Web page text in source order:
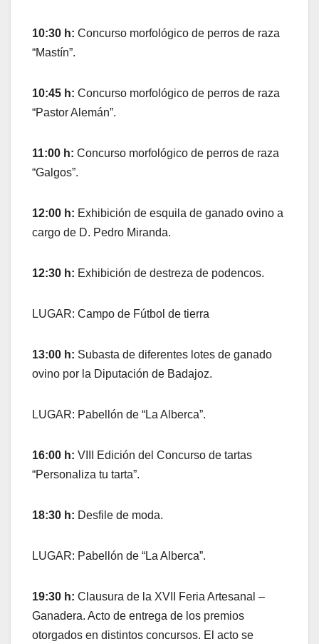
10:30 h: Concurso morfológico de perros de raza
“Mastín”.
10:45 h: Concurso morfológico de perros de raza
“Pastor Alemán”.
11:00 h: Concurso morfológico de perros de raza
“Galgos”.
12:00 h: Exhibición de esquila de ganado ovino a
cargo de D. Pedro Miranda.
12:30 h: Exhibición de destreza de podencos.
LUGAR: Campo de Fútbol de tierra
13:00 h: Subasta de diferentes lotes de ganado
ovino por la Diputación de Badajoz.
LUGAR: Pabellón de “La Alberca”.
16:00 h: VIII Edición del Concurso de tartas
“Personaliza tu tarta”.
18:30 h: Desfile de moda.
LUGAR: Pabellón de “La Alberca”.
19:30 h: Clausura de la XVII Feria Artesanal –
Ganadera. Acto de entrega de los premios
otorgados en distintos concursos. El acto se